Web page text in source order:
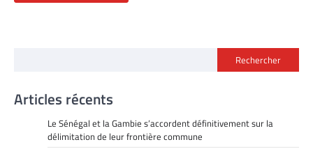
Rechercher
Articles récents
Le Sénégal et la Gambie s’accordent définitivement sur la
délimitation de leur frontière commune